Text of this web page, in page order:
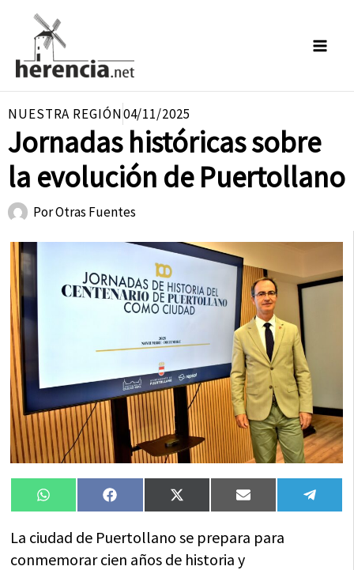
contenido
NUESTRA REGIÓN04/11/2025
Jornadas históricas sobre
la evolución de Puertollano
PorOtras Fuentes
Compartir
en
WhatsAppCompartir
en
FacebookCompartir
en
X
(Twitter)
Compartir
en
Email
en
La ciudad de Puertollano se prepara para
conmemorar cien años de historia y